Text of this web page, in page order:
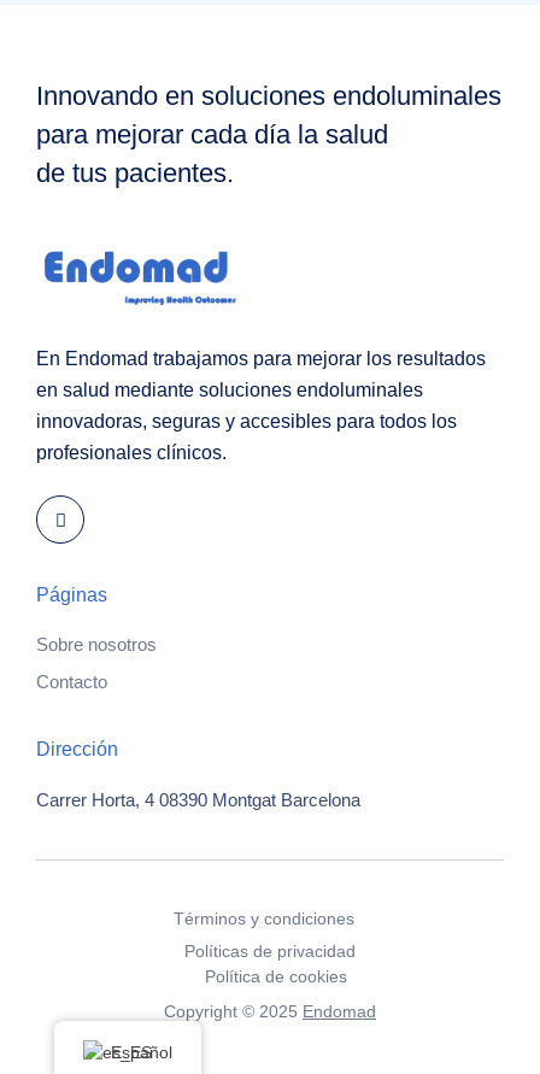
Innovando en soluciones endoluminales
para mejorar cada día la salud
de tus pacientes.
En Endomad trabajamos para mejorar los resultados
en salud mediante soluciones endoluminales
innovadoras, seguras y accesibles para todos los
profesionales clínicos.
Páginas
Sobre nosotros
Contacto
Dirección
Carrer Horta, 4 08390 Montgat Barcelona
Copyright © 2025 Endomad
Términos y condiciones
Políticas de privacidad
Política de cookies
Español